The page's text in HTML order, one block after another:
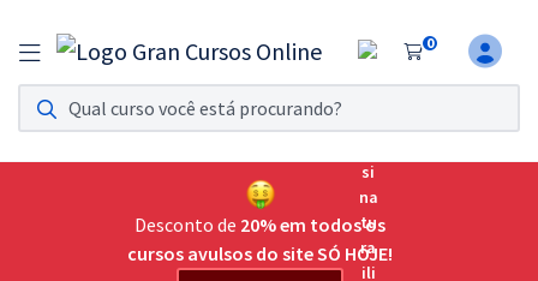
0
Assinatura Ilimitada 11
Acesso a todos os cursos. Teste grátis por 7 dias!
Assinatura OAB Até Passar
Acesso ilimitado a toda preparação para o Exame da
Desconto de 20% em todos os
cursos avulsos do site SÓ HOJE!